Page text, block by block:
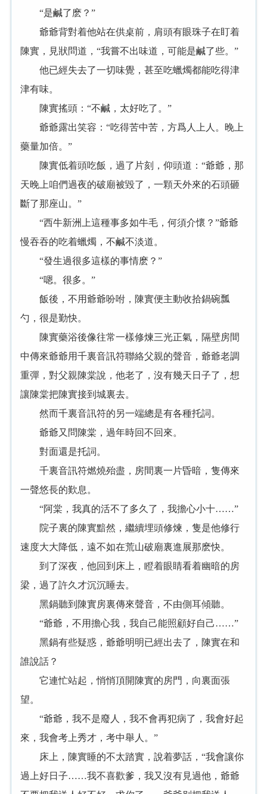
“是鹹了麽？”
爺爺背對着他站在供桌前，肩頭有眼珠子在盯着
陳實，見狀問道，“我嘗不出味道，可能是鹹了些。”
他已經失去了一切味覺，甚至吃蠟燭都能吃得津
津有味。
陳實搖頭：“不鹹，太好吃了。”
爺爺露出笑容：“吃得苦中苦，方爲人上人。晚上
藥量加倍。”
陳實低着頭吃飯，過了片刻，仰頭道：“爺爺，那
天晚上咱們過夜的破廟被毀了，一顆天外來的石頭砸
斷了那座山。”
“西牛新洲上這種事多如牛毛，何須介懷？”爺爺
慢吞吞的吃着蠟燭，不鹹不淡道。
“發生過很多這樣的事情麽？”
“嗯。很多。”
飯後，不用爺爺吩咐，陳實便主動收拾鍋碗瓢
勺，很是勤快。
陳實藥浴後像往常一樣修煉三光正氣，隔壁房間
中傳來爺爺用千裏音訊符聯絡父親的聲音，爺爺老調
重彈，對父親陳棠說，他老了，沒有幾天日子了，想
讓陳棠把陳實接到城裏去。
然而千裏音訊符的另一端總是有各種托詞。
爺爺又問陳棠，過年時回不回來。
對面還是托詞。
千裏音訊符燃燒殆盡，房間裏一片昏暗，隻傳來
一聲悠長的歎息。
“阿棠，我真的活不了多久了，我擔心小十……”
院子裏的陳實黯然，繼續埋頭修煉，隻是他修行
速度大大降低，遠不如在荒山破廟裏進展那麽快。
到了深夜，他回到床上，瞪着眼睛看着幽暗的房
梁，過了許久才沉沉睡去。
黑鍋聽到陳實房裏傳來聲音，不由側耳傾聽。
“爺爺，不用擔心我，我自己能照顧好自己……”
黑鍋有些疑惑，爺爺明明已經出去了，陳實在和
誰說話？
它連忙站起，悄悄頂開陳實的房門，向裏面張
望。
“爺爺，我不是廢人，我不會再犯病了，我會好起
來，我會考上秀才，考中舉人。”
床上，陳實睡的不太踏實，說着夢話，“我會讓你
過上好日子……我不喜歡爹，我又沒有見過他，爺爺